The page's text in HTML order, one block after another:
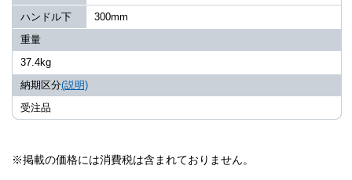
ハンドル下
300mm
重量
37.4kg
納期区分(説明)
受注品
※掲載の価格には消費税は含まれておりません。